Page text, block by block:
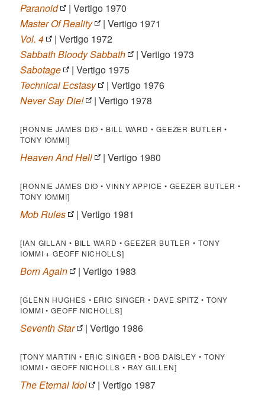
Paranoid
| Vertigo 1970
Master Of Reality
| Vertigo 1971
Vol. 4
| Vertigo 1972
Sabbath Bloody Sabbath
| Vertigo 1973
Sabotage
| Vertigo 1975
Technical Ecstasy
| Vertigo 1976
Never Say Die!
| Vertigo 1978
[RONNIE JAMES DIO • BILL WARD • GEEZER BUTLER •
TONY IOMMI]
Heaven And Hell | Vertigo 1980
[RONNIE JAMES DIO • VINNY APPICE • GEEZER BUTLER •
TONY IOMMI]
Mob Rules | Vertigo 1981
[IAN GILLAN • BILL WARD • GEEZER BUTLER • TONY
IOMMI + GEOFF NICHOLLS]
Born Again | Vertigo 1983
[GLENN HUGHES • ERIC SINGER • DAVE SPITZ • TONY
IOMMI • GEOFF NICHOLLS]
Seventh Star | Vertigo 1986
[TONY MARTIN • ERIC SINGER • BOB DAISLEY • TONY
IOMMI • GEOFF NICHOLLS • RAY GILLEN]
The Eternal Idol | Vertigo 1987